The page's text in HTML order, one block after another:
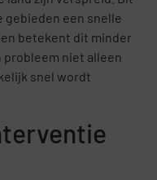
gebieden een snelle
betekent dit minder
probleem niet alleen
snel wordt